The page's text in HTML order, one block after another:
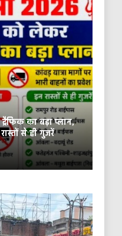
का बड़ा प्लान,
से ही गुजरें